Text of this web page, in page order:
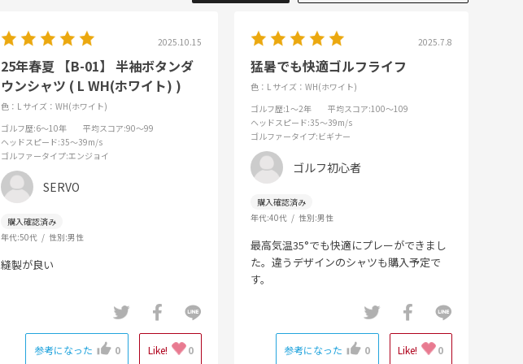
2025.10.15
25年春夏 【B-01】 半袖ボタンダ
ウンシャツ ( L WH(ホワイト) )
色：L サイズ：WH(ホワイト)
ゴルフ歴:6～10年 平均スコア:90～99
ヘッドスピード:35～39m/s
ゴルファータイプ:エンジョイ
SERVO
年代:50代 性別:男性
縫製が良い
参考になった 0 Like! 0
2025.7.8
猛暑でも快適ゴルフライフ
色：L サイズ：WH(ホワイト)
ゴルフ歴:1～2年 平均スコア:100～109
ヘッドスピード:35～39m/s
ゴルファータイプ:ビギナー
ゴルフ初心者
年代:40代 性別:男性
最高気温35°でも快適にプレーができまし
た。違うデザインのシャツも購入予定で
す。
参考になった 0 Like! 0